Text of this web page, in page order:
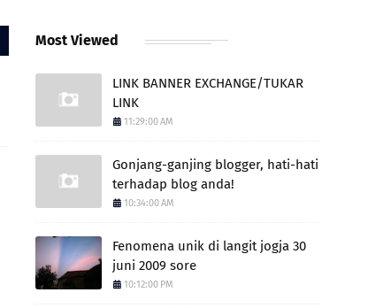
Most Viewed
LINK BANNER EXCHANGE/TUKAR
LINK
11:29:00 AM
Gonjang-ganjing blogger, hati-hati
terhadap blog anda!
10:34:00 AM
Fenomena unik di langit jogja 30
juni 2009 sore
10:12:00 PM